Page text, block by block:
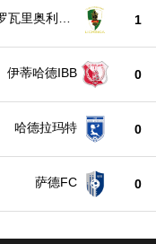
瓦里奥利欣
1
伊蒂哈德IBB 0
哈德拉玛特 0
萨德FC 0